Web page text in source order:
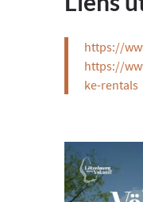
https://
https://
ke-rentals